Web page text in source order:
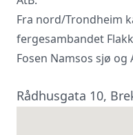
Fra nord/Trondheim
fergesambandet
Fosen Namsos sjø og
Rådhusgata 10,